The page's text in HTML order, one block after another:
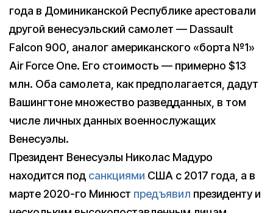
года в Доминиканской Республике арестовали
другой венесуэльский самолет — Dassault
Falcon 900, аналог американского «борта №1»
Air Force One. Его стоимость — примерно $13
млн. Оба самолета, как предполагается, дадут
Вашингтоне множество разведданных, в том
числе личных данных военнослужащих
Венесуэлы.
Президент Венесуэлы Николас Мадуро
находится под санкциями США с 2017 года, а в
марте 2020-го Минюст предъявил президенту и